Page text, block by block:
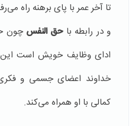
تا آخر عمر با پاى برهنه راه
و در رابطه باحق النفس چون
ادای وظایف خویش است
خداوند اعضای جسمی و
کمالی با او همراه می‌کند.